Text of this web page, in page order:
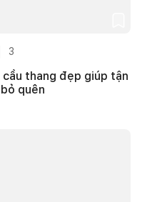
3
thang đẹp giúp tận
quên